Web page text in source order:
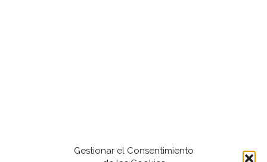
Gestionar el Consentimiento